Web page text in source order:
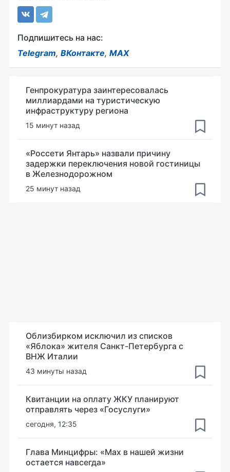
Подпишитесь на нас:
Telegram, ВКонтакте, MAX
Генпрокуратура заинтересовалась
миллиардами на туристическую
инфраструктуру региона
15 минут назад
«Россети Янтарь» назвали причину
задержки переключения новой гостиницы
в Железнодорожном
25 минут назад
Облизбирком исключил из списков
«Яблока» жителя Санкт-Петербурга с
ВНЖ Италии
43 минуты назад
Квитанции на оплату ЖКУ планируют
отправлять через «Госуслуги»
сегодня, 12:35
Глава Минцифры: «Мах в нашей жизни
остается навсегда»